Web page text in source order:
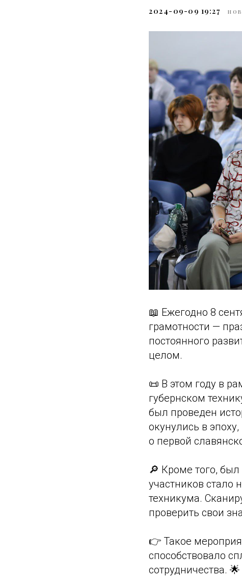
2024-09-09 19:27
📖 Ежегодно 8
грамотности —
постоянного
целом.
📜 В этом году в
губернском
был проведен
окунулись в
о первой
🔎 Кроме того,
участников стало
техникума.
проверить свои
👉 Такое
способствовало
сотрудничества. 🌟